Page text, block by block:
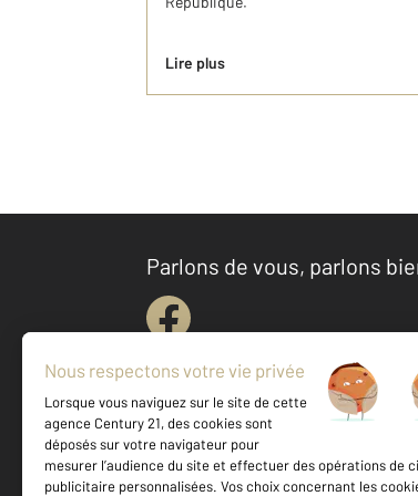
Lire plus
Parlons de vous, parlons